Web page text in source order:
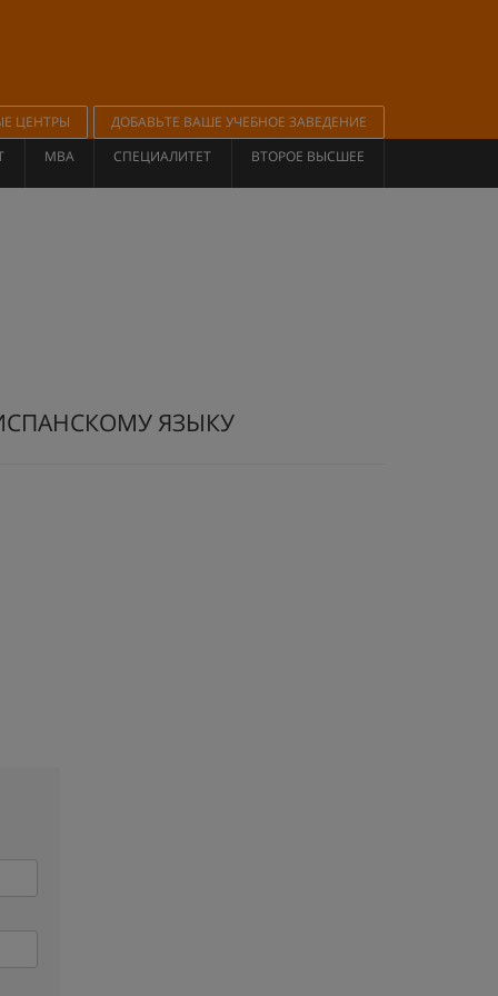
ЦЕНТРЫ
ДОБАВЬТЕ ВАШЕ УЧЕБНОЕ ЗАВЕДЕНИЕ
MBA СПЕЦИАЛИТЕТ ВТОРОЕ ВЫСШЕЕ
ЯЗЫКУ